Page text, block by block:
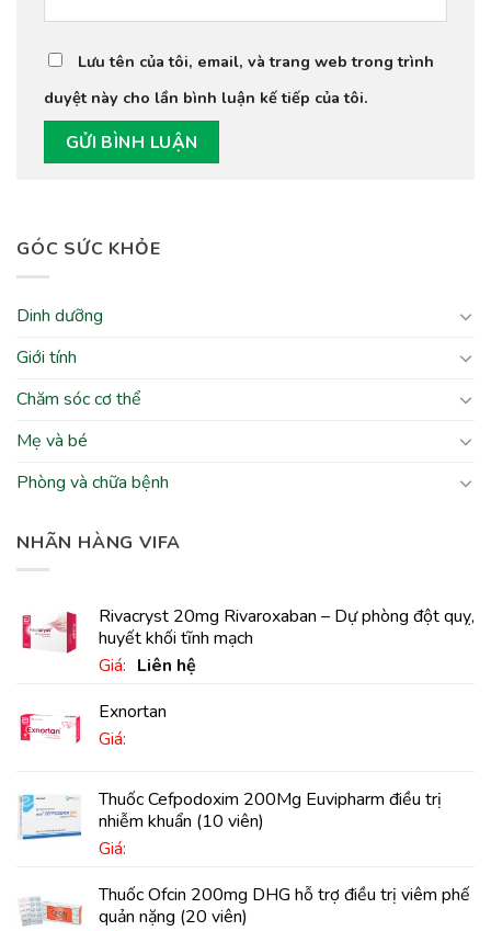
GÓC SỨC KHỎE
Dinh dưỡng
Giới tính
Chăm sóc cơ thể
Mẹ và bé
Phòng và chữa bệnh
NHÃN HÀNG VIFA
Rivacryst 20mg Rivaroxaban – Dự phòng đột quỵ,
huyết khối tĩnh mạch
Giá: Liên hệ
Exnortan
Giá:
Thuốc Cefpodoxim 200Mg Euvipharm điều trị
nhiễm khuẩn (10 viên)
Giá:
Thuốc Ofcin 200mg DHG hỗ trợ điều trị viêm phế
quản nặng (20 viên)
Lưu tên của tôi, email, và trang web trong trình
duyệt này cho lần bình luận kế tiếp của tôi.